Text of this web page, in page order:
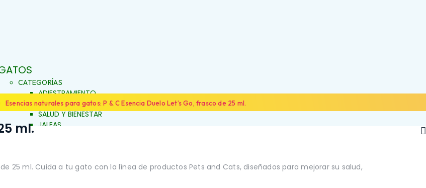
CATEGORÍAS
ADIESTRAMIENTO
DERMOCOSMÉTICA
SALUD Y BIENESTAR
JALEAS
ALERGIAS
NOSOTROS ALIADOS CONTÁCTANOS
Esencias naturales para gatos: P & C Esencia Duelo Let’s Go, frasco de 25 ml.
ml.
25 ml. Cuida a tu gato con la línea de productos Pets and Cats, diseñados para mejorar su salud,